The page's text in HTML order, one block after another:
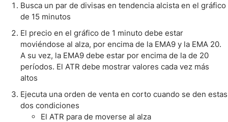
Busca un par de divisas en tendencia alcista en el gráfico
de 15 minutos
El precio en el gráfico de 1 minuto debe estar
moviéndose al alza, por encima de la EMA9 y la EMA 20.
A su vez, la EMA9 debe estar por encima de la de 20
períodos. El ATR debe mostrar valores cada vez más
altos
Ejecuta una orden de venta en corto cuando se den estas
dos condiciones
El ATR para de moverse al alza